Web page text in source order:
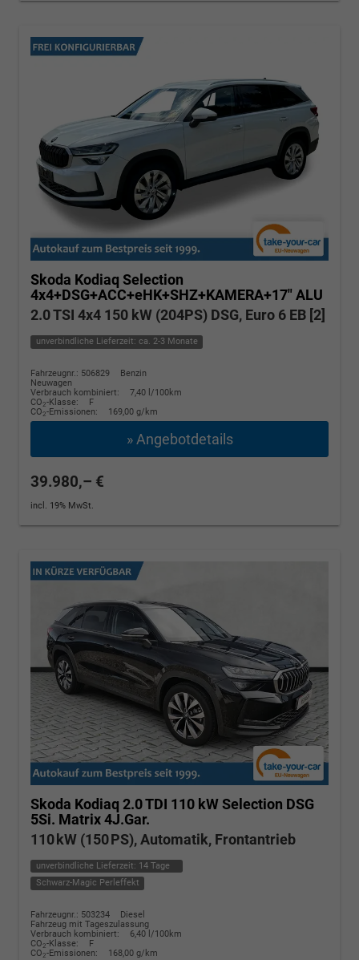
Skoda Kodiaq Selection
4x4+DSG+ACC+eHK+SHZ+KAMERA+17" ALU
2.0 TSI 4x4 150 kW (204PS) DSG, Euro 6 EB [2]
unverbindliche Lieferzeit: ca. 2-3 Monate
Fahrzeugnr.: 506829
Benzin
Neuwagen
Verbrauch kombiniert:
7,40 l/100km
CO2-Klasse:
F
CO2-Emissionen: 169,00 g/km
» Angebotdetails
39.980,– €
incl. 19% MwSt.
Skoda Kodiaq 2.0 TDI 110 kW Selection DSG
5Si. Matrix 4J.Gar.
110 kW (150 PS), Automatik, Frontantrieb
unverbindliche Lieferzeit: 14 Tage
Schwarz-Magic Perleffekt
Fahrzeugnr.: 503234
Diesel
Fahrzeug mit Tageszulassung
Verbrauch kombiniert:
6,40 l/100km
CO2-Klasse:
F
CO2-Emissionen: 168,00 g/km